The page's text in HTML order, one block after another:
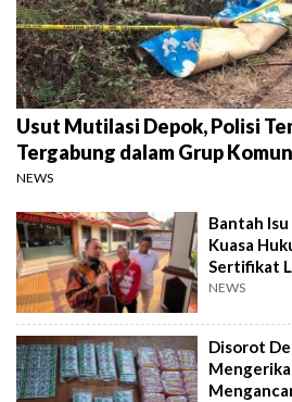
Usut Mutilasi Depok, Polisi
Tergabung dalam Grup
NEWS
Bantah Isu
Kuasa
Sertifikat
Lewat PTSL
NEWS
Disorot